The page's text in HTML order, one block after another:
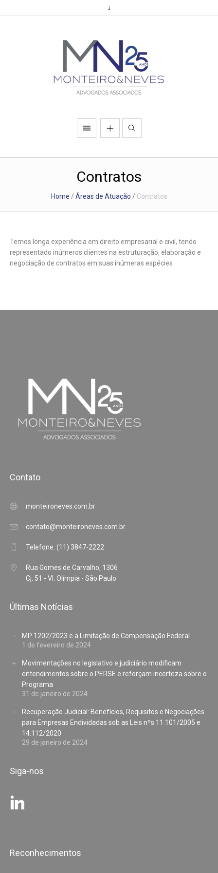
Contratos
Home / Áreas de Atuação / Contratos
Temos longa experiência em direito empresarial e civil, tendo
representado inúmeros clientes na estruturação, elaboração e
negociação de contratos em suas inúmeras espécies
Contato
monteironeves.com.br
contato@monteironeves.com.br
Telefone: (11) 3847-2222
Rua Gomes de Carvalho, 1306
Cj. 51 - Vl. Olímpia - São Paulo
Últimas Notícias
MP 1202/2023 e a Limitação de Compensação Federal
1 de fevereiro de 2024
Movimentações no legislativo e judiciário modificam
entendimentos sobre o PERSE e reforçam incerteza sobre o
Programa
31 de janeiro de 2024
Recuperação Judicial: Benefícios, Requisitos e Negociações
para Empresas Endividadas sob as Leis nºs 11.101/2005 e
14.112/2020
29 de janeiro de 2024
Siga-nos
Reconhecimentos